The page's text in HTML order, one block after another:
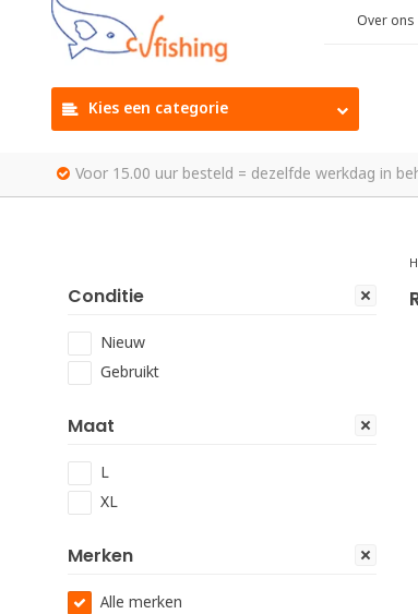
Over ons
Kies een categorie
Voor 15.00 uur besteld = dezelfde werkdag in
Conditie
Nieuw
Gebruikt
Maat
L
XL
Merken
Alle merken